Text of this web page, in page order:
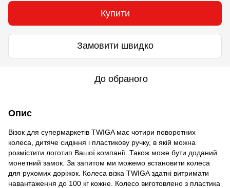
Купити
Замовити швидко
До обраного
Опис
Візок для супермаркетів TWIGA має чотири поворотних
колеса, дитяче сидіння і пластикову ручку, в якій можна
розмістити логотип Вашої компанії. Також може бути доданий
монетний замок. За запитом ми можемо встановити колеса
для рухомих доріжок. Колеса візка TWIGA здатні витримати
навантаження до 100 кг кожне. Колесо виготовлено з пластика